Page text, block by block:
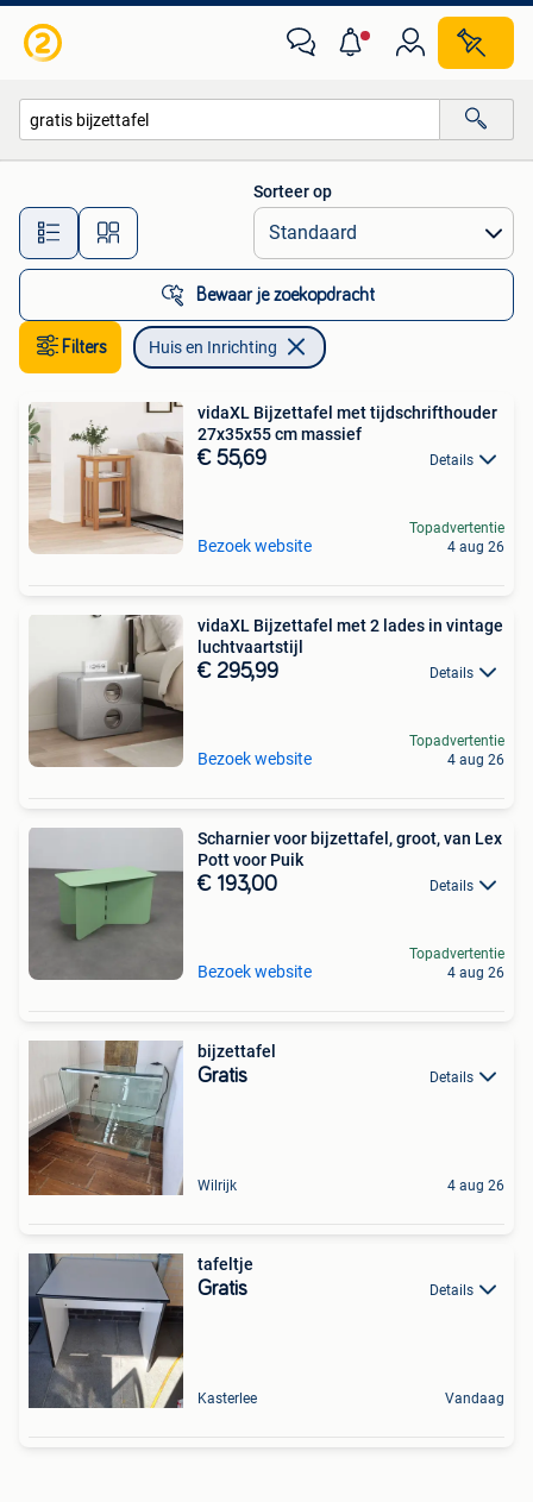
Alle afstanden…
Sorteer op
Bewaar je zoekopdracht
Filters Huis en Inrichting
vidaXL Bijzettafel met tijdschrifthouder
27x35x55 cm massief
€ 55,69 Details
Bezoek website
Topadvertentie
4 aug 26
vidaXL Bijzettafel met 2 lades in vintage
luchtvaartstijl
€ 295,99 Details
Bezoek website
Topadvertentie
4 aug 26
Scharnier voor bijzettafel, groot, van Lex
Pott voor Puik
€ 193,00 Details
Bezoek website
Topadvertentie
4 aug 26
bijzettafel
Gratis Details
Wilrijk 4 aug 26
tafeltje
Gratis Details
Kasterlee Vandaag